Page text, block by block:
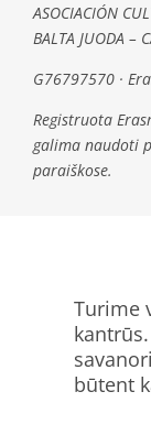
ASOCIACIÓN
BALTA JUODA –
G76797570 ·
Registruota
galima naudoti
paraiškose.
Turime
būtent